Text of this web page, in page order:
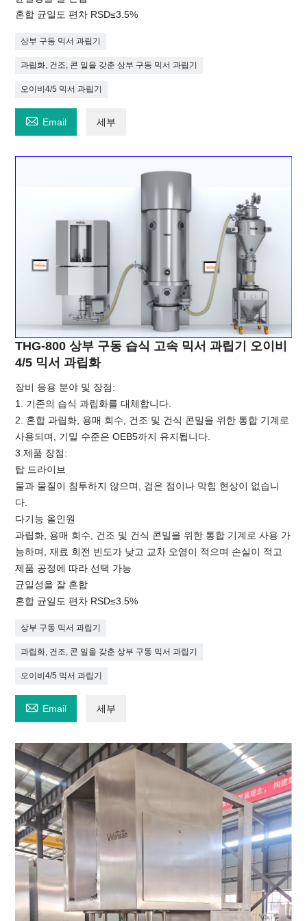
혼합 균일도 편차 RSD≤3.5%
상부 구동 믹서 과립기
과립화, 건조, 콘 밀을 갖춘 상부 구동 믹서 과립기
오이비4/5 믹서 과립기
 Email 세부
THG-800 상부 구동 습식 고속 믹서 과립기 오이비
4/5 믹서 과립화
장비 응용 분야 및 장점:
1. 기존의 습식 과립화를 대체합니다.
2. 혼합 과립화, 용매 회수, 건조 및 건식 콘밀을 위한 통합 기계로
사용되며, 기밀 수준은 OEB5까지 유지됩니다.
3.제품 장점:
탑 드라이브
물과 물질이 침투하지 않으며, 검은 점이나 막힘 현상이 없습니
다.
다기능 올인원
과립화, 용매 회수, 건조 및 건식 콘밀을 위한 통합 기계로 사용 가
능하며, 재료 회전 빈도가 낮고 교차 오염이 적으며 손실이 적고
제품 공정에 따라 선택 가능
균일성을 잘 혼합
혼합 균일도 편차 RSD≤3.5%
상부 구동 믹서 과립기
과립화, 건조, 콘 밀을 갖춘 상부 구동 믹서 과립기
오이비4/5 믹서 과립기
 Email 세부